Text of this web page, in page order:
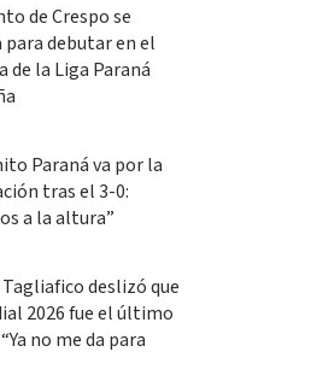
de Crespo se
para debutar en el
de la Liga Paraná
Paraná va por la
tras el 3-0:
a la altura”
deslizó que
2026 fue el último
no me da para